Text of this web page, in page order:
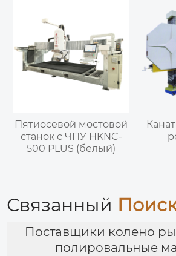
Пятиосевой мостовой
станок с ЧПУ HKNC-
500 PLUS (белый)
Связанный
Поставщики колено
полировальные